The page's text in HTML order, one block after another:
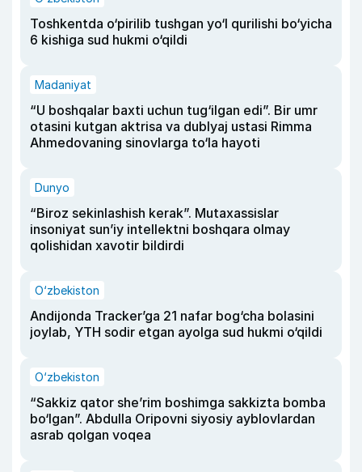
Toshkentda o‘pirilib tushgan yo‘l qurilishi bo‘yicha
6 kishiga sud hukmi o‘qildi
Madaniyat
“U boshqalar baxti uchun tug‘ilgan edi”. Bir umr
otasini kutgan aktrisa va dublyaj ustasi Rimma
Ahmedovaning sinovlarga to‘la hayoti
Dunyo
“Biroz sekinlashish kerak”. Mutaxassislar
insoniyat sun’iy intellektni boshqara olmay
qolishidan xavotir bildirdi
O‘zbekiston
Andijonda Tracker’ga 21 nafar bog‘cha bolasini
joylab, YTH sodir etgan ayolga sud hukmi o‘qildi
O‘zbekiston
“Sakkiz qator she’rim boshimga sakkizta bomba
bo‘lgan”. Abdulla Oripovni siyosiy ayblovlardan
asrab qolgan voqea